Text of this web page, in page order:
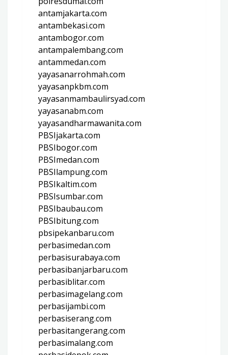
antamjakarta.com
antambekasi.com
antambogor.com
antampalembang.com
antammedan.com
yayasanarrohmah.com
yayasanpkbm.com
yayasanmambaulirsyad.com
yayasanabm.com
yayasandharmawanita.com
PBSIjakarta.com
PBSIbogor.com
PBSImedan.com
PBSIlampung.com
PBSIkaltim.com
PBSIsumbar.com
PBSIbaubau.com
PBSIbitung.com
pbsipekanbaru.com
perbasimedan.com
perbasisurabaya.com
perbasibanjarbaru.com
perbasiblitar.com
perbasimagelang.com
perbasijambi.com
perbasiserang.com
perbasitangerang.com
perbasimalang.com